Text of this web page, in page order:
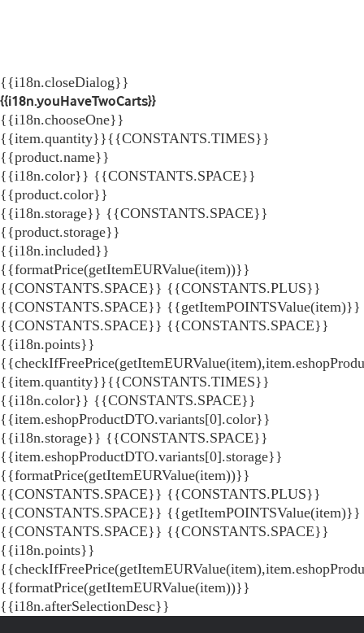
{{i18n.closeDialog}}
{{i18n.youHaveTwoCarts}}
{{i18n.chooseOne}}
{{item.quantity}}{{CONSTANTS.TIMES}}
{{product.name}}
{{i18n.color}} {{CONSTANTS.SPACE}}
{{product.color}}
{{i18n.storage}} {{CONSTANTS.SPACE}}
{{product.storage}}
{{i18n.included}}
{{formatPrice(getItemEURValue(item))}}
{{CONSTANTS.SPACE}} {{CONSTANTS.PLUS}}
{{CONSTANTS.SPACE}} {{getItemPOINTSValue(item)}}
{{CONSTANTS.SPACE}} {{CONSTANTS.SPACE}}
{{i18n.points}}
{{item.quantity}}{{CONSTANTS.TIMES}}
{{i18n.color}} {{CONSTANTS.SPACE}}
{{item.eshopProductDTO.variants[0].color}}
{{i18n.storage}} {{CONSTANTS.SPACE}}
{{item.eshopProductDTO.variants[0].storage}}
{{formatPrice(getItemEURValue(item))}}
{{CONSTANTS.SPACE}} {{CONSTANTS.PLUS}}
{{CONSTANTS.SPACE}} {{getItemPOINTSValue(item)}}
{{CONSTANTS.SPACE}} {{CONSTANTS.SPACE}}
{{i18n.points}}
{{formatPrice(getItemEURValue(item))}}
{{i18n.afterSelectionDesc}}